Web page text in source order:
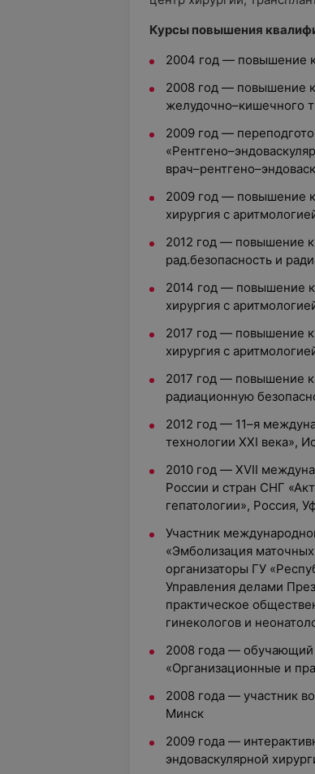
Курсы повышения
2004 год — повышение
2008 год — повышение
желудочно–кишечного
2009 год —
2009 год — повышение
хирургия с
2012 год — повышение
рад.безопасность и
2014 год — повышение
хирургия с
2017 год — повышение
хирургия с
2017 год — повышение
радиационную
2012 год — 11–я
технологии XXI века»,
2010 год — XVII
России и стран СНГ
гепатологии», Россия,
Участник
«Эмболизация
организаторы ГУ
Управления делами
практическое
гинекологов и
2008 года —
«Организационные и
2008 года — участник
Минск
2009 года —
эндоваскулярной